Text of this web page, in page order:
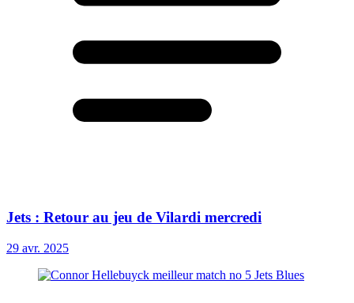
Jets : Retour au jeu de Vilardi mercredi
29 avr. 2025